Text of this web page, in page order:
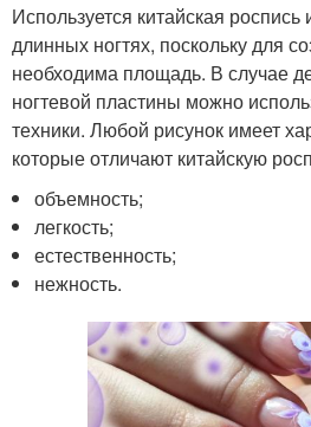
Используется китайская
длинных ногтях, поскольку для
необходима площадь. В случае
ногтевой пластины можно
техники. Любой рисунок имеет
которые отличают китайскую
объемность;
легкость;
естественность;
нежность.